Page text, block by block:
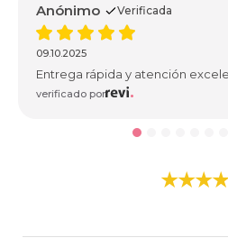
Anónimo Verificada
09.10.2025
Entrega rápida y atención
verificado por